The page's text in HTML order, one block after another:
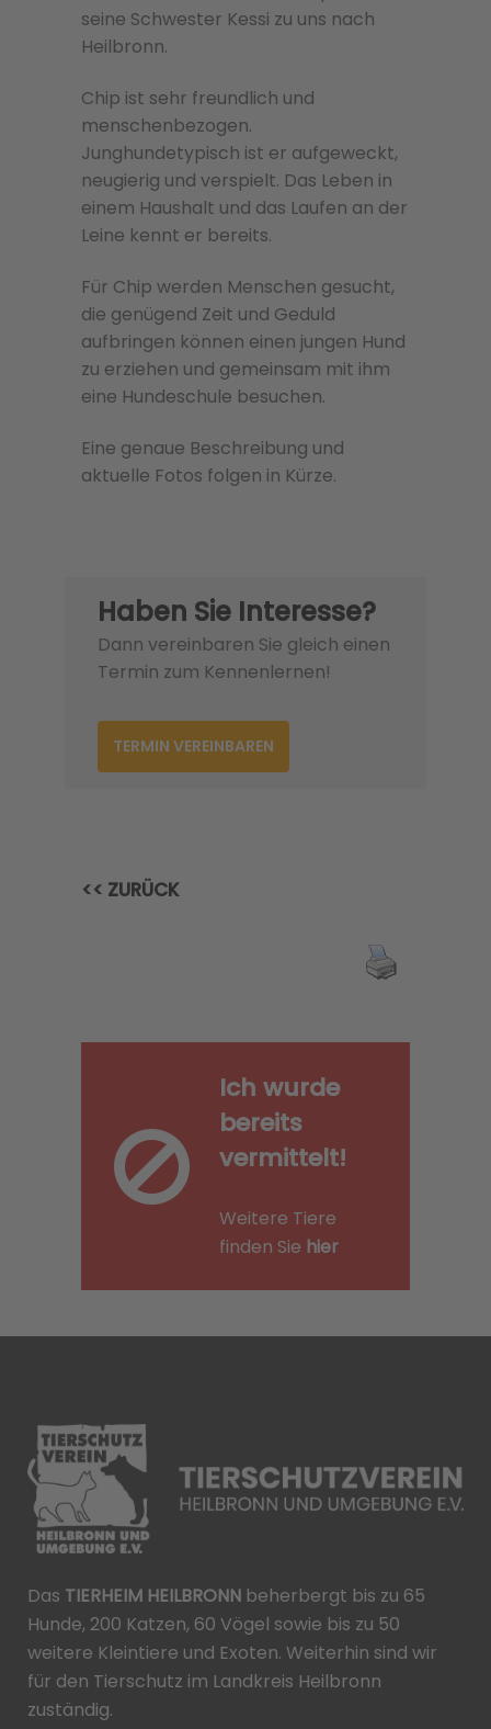
seine Schwester Kessi zu uns nach
Heilbronn.
Chip ist sehr freundlich und
menschenbezogen.
Junghundetypisch ist er aufgeweckt,
neugierig und verspielt. Das Leben in
einem Haushalt und das Laufen an der
Leine kennt er bereits.
Für Chip werden Menschen gesucht,
die genügend Zeit und Geduld
aufbringen können einen jungen Hund
zu erziehen und gemeinsam mit ihm
eine Hundeschule besuchen.
Eine genaue Beschreibung und
aktuelle Fotos folgen in Kürze.
Haben Sie Interesse?
Dann vereinbaren Sie gleich einen
Termin zum Kennenlernen!
TERMIN VEREINBAREN
<< ZURÜCK
Ich wurde
bereits
vermittelt!
Weitere Tiere
finden Sie hier
Das TIERHEIM HEILBRONN beherbergt bis zu 65
Hunde, 200 Katzen, 60 Vögel sowie bis zu 50
weitere Kleintiere und Exoten. Weiterhin sind wir
für den Tierschutz im Landkreis Heilbronn
zuständig.